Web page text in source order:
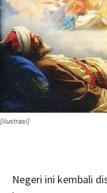
[ilustrasi]
Negeri ini kembali